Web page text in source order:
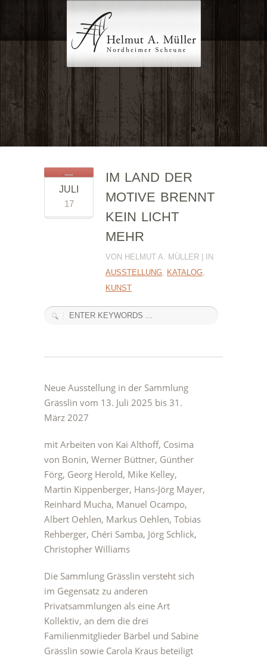
JULI
17
IM LAND DER
MOTIVE BRENNT
KEIN LICHT
MEHR
VON HELMUT A. MÜLLER | IN
AUSSTELLUNG, KATALOG,
KUNST
Neue Ausstellung in der Sammlung
Grässlin vom 13. Juli 2025 bis 31.
März 2027
mit Arbeiten von Kai Althoff, Cosima
von Bonin, Werner Büttner, Günther
Förg, Georg Herold, Mike Kelley,
Martin Kippenberger, Hans-Jörg Mayer,
Reinhard Mucha, Manuel Ocampo,
Albert Oehlen, Markus Oehlen, Tobias
Rehberger, Chéri Samba, Jörg Schlick,
Christopher Williams
Die Sammlung Grässlin versteht sich
im Gegensatz zu anderen
Privatsammlungen als eine Art
Kollektiv, an dem die drei
Familienmitglieder Bärbel und Sabine
Grässlin sowie Carola Kraus beteiligt